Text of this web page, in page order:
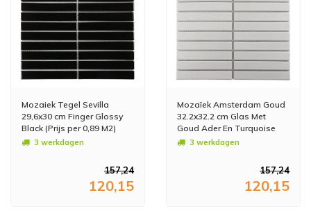
Mozaiek Tegel Sevilla
29,6x30 cm Finger Glossy
Black (Prijs per 0,89 M2)
3 werkdagen
157,24
120,15
Mozaïek Amsterdam Goud
32.2x32.2 cm Glas Met
Goud Ader En Turquoise
(Prijs per 0,89 M2)
3 werkdagen
157,24
120,15